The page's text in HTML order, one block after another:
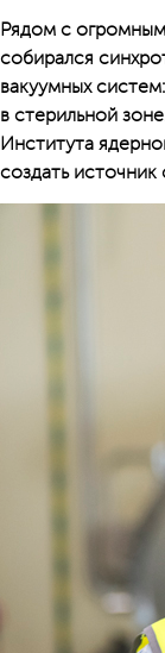
Рядом с
собирался
вакуумных
в стерильной
Института
создать источник